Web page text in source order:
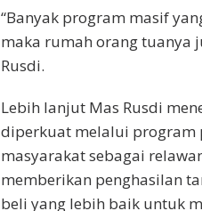
“Banyak program masif
maka rumah orang tuanya
Rusdi.
Lebih lanjut Mas Rusdi
diperkuat melalui program
masyarakat sebagai
memberikan penghasilan
beli yang lebih baik untuk